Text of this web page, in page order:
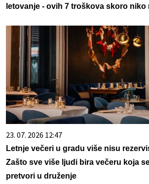
letovanje - ovih 7 troškova skoro niko
23. 07. 2026 12:47
Letnje večeri u gradu više nisu
Zašto sve više ljudi bira večeru koja
pretvori u druženje